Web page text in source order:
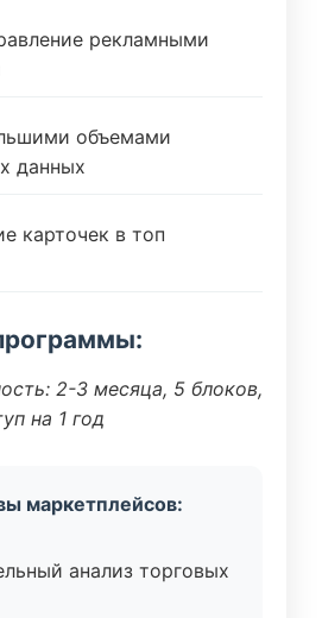
рекламными
объемами
данных
карточек в топ
2-3 месяца, 5 блоков,
на 1 год
маркетплейсов:
анализ торговых